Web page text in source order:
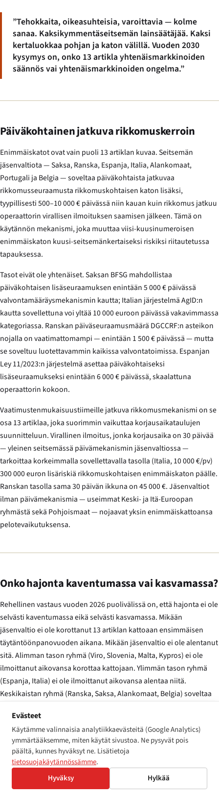
”Tehokkaita, oikeasuhteisia, varoittavia — kolme
sanaa. Kaksikymmentäseitsemän lainsäätäjää. Kaksi
kertaluokkaa pohjan ja katon välillä. Vuoden 2030
kysymys on, onko 13 artikla yhtenäismarkkinoiden
säännös vai yhtenäismarkkinoiden ongelma.”
Päiväkohtainen jatkuva rikkomuskerroin
Enimmäiskatot ovat vain puoli 13 artiklan kuvaa. Seitsemän
jäsenvaltiota — Saksa, Ranska, Espanja, Italia, Alankomaat,
Portugali ja Belgia — soveltaa päiväkohtaista jatkuvaa
rikkomusseuraamusta rikkomuskohtaisen katon lisäksi,
tyypillisesti 500–10 000 € päivässä niin kauan kuin rikkomus jatkuu
operaattorin virallisen ilmoituksen saamisen jälkeen. Tämä on
käytännön mekanismi, joka muuttaa viisi-kuusinumeroisen
enimmäiskaton kuusi-seitsemänkertaiseksi riskiksi riitautetussa
tapauksessa.
Tasot eivät ole yhtenäiset. Saksan BFSG mahdollistaa
päiväkohtaisen lisäseuraamuksen enintään 5 000 € päivässä
valvontamääräysmekanismin kautta; Italian järjestelmä AgID:n
kautta sovellettuna voi yltää 10 000 euroon päivässä vakavimmassa
kategoriassa. Ranskan päiväseuraamusmäärä DGCCRF:n asteikon
nojalla on vaatimattomampi — enintään 1 500 € päivässä — mutta
se soveltuu luotettavammin kaikissa valvontatoimissa. Espanjan
Ley 11/2023:n järjestelmä asettaa päiväkohtaiseksi
lisäseuraamukseksi enintään 6 000 € päivässä, skaalattuna
operaattorin kokoon.
Vaatimustenmukaisuustiimeille jatkuva rikkomusmekanismi on se
osa 13 artiklaa, joka suorimmin vaikuttaa korjausaikataulujen
suunnitteluun. Virallinen ilmoitus, jonka korjausaika on 30 päivää
— yleinen seitsemässä päivämekanismin jäsenvaltiossa —
tarkoittaa korkeimmalla sovellettavalla tasolla (Italia, 10 000 €/pv)
300 000 euron lisäriskiä rikkomuskohtaisen enimmäiskaton päälle.
Ranskan tasolla sama 30 päivän ikkuna on 45 000 €. Jäsenvaltiot
ilman päivämekanismia — useimmat Keski- ja Itä-Euroopan
ryhmästä sekä Pohjoismaat — nojaavat yksin enimmäiskattoansa
pelotevaikutuksensa.
Onko hajonta kaventumassa vai kasvamassa?
Rehellinen vastaus vuoden 2026 puolivälissä on, että hajonta ei ole
selvästi kaventumassa eikä selvästi kasvamassa. Mikään
jäsenvaltio ei ole korottanut 13 artiklan kattoaan ensimmäisen
täytäntöönpanovuoden aikana. Mikään jäsenvaltio ei ole alentanut
sitä. Alimman tason ryhmä (Viro, Slovenia, Malta, Kypros) ei ole
ilmoittanut aikovansa korottaa kattojaan. Ylimmän tason ryhmä
(Espanja, Italia) ei ole ilmoittanut aikovansa alentaa niitä.
Keskikaistan ryhmä (Ranska, Saksa, Alankomaat, Belgia) soveltaa
vuoden valvontaa tasoilla, jotka ovat selvästi alle näiden kattojen.
Tapahtuva on toiminnallisen lähentymisen pehmeä muoto, joka ei
vaadi lakimuutoksia. Valvontaviranomaiset eri puolilla unionia
jakavat menetelmiä — BAFA, DGCCRF, AEPD ja AgID ovat julkaisseet
laajalti yhteensopivia valvontatriagen kriteereitä ensimmäisen
vuoden aikana — ja tyypilliset sakot tosiasiassa annetuissa
Evästeet
Käytämme valinnaisia analytiikkaevästeitä (Google Analytics)
ymmärtääksemme, miten käytät sivustoa. Ne pysyvät pois
päältä, kunnes hyväksyt ne. Lisätietoja
tietosuojakäytännössämme.
Hyväksy
Hylkää